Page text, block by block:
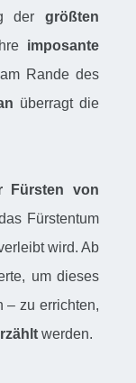
der größten
imposante
Rande des
überragt die
Fürsten von
Fürstentum
wird. Ab
um dieses
– zu errichten,
werden.